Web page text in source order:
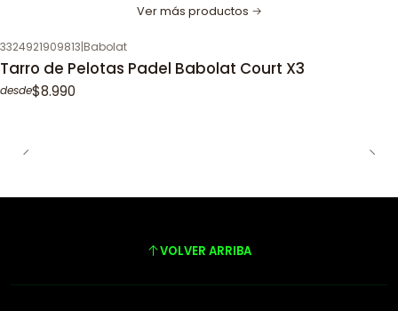
Ver más productos
3324921909813|Babolat
Tarro de Pelotas Padel Babolat Court X3
desde$8.990
VOLVER ARRIBA